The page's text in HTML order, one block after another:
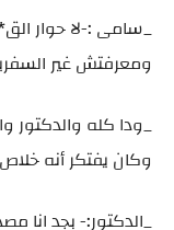
_سامى :-لا حوار
ومعرفتش غير
_ودا كله والدكتور
وكان يفتكر أنه
_الدكتور:- بجد انا